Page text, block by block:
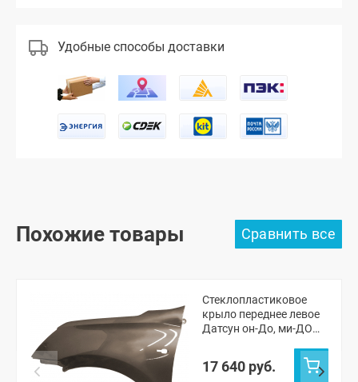
Удобные способы доставки
Похожие товары
Стеклопластиковое
крыло переднее левое
Датсун он-До, ми-ДО
17 640 руб.